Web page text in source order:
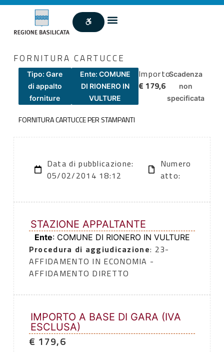
FORNITURA CARTUCCE
Tipo: Gare
di appalto
forniture
Ente: COMUNE
DI RIONERO IN
VULTURE
Importo
€ 179,6
Scadenza
non
specificata
FORNITURA CARTUCCE PER STAMPANTI
Data di pubblicazione:
05/02/2014 18:12
Numero
atto:
STAZIONE APPALTANTE
Ente: COMUNE DI RIONERO IN VULTURE
Procedura di aggiudicazione: 23-
AFFIDAMENTO IN ECONOMIA -
AFFIDAMENTO DIRETTO
IMPORTO A BASE DI GARA (IVA
ESCLUSA)
€ 179,6